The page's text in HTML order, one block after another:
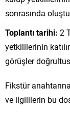
sonrasında
Toplantı tarihi: 2
yetkililerinin
görüşler
Fikstür
ve ilgililerin bu